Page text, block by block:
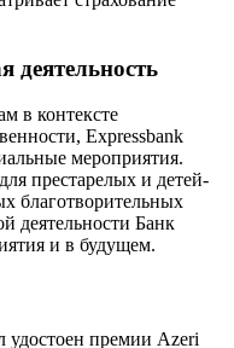
деятельность
в контексте
Expressbank
мероприятия.
престарелых и детей-
благотворительных
деятельности Банк
и в будущем.
удостоен премии Azeri